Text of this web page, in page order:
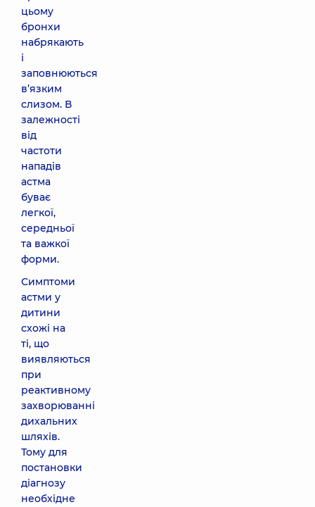
цьому
бронхи
набрякають
і
заповнюються
в’язким
слизом. В
залежності
від
частоти
нападів
астма
буває
легкої,
середньої
та важкої
форми.
Симптоми
астми у
дитини
схожі на
ті, що
виявляються
при
реактивному
захворюванні
дихальних
шляхів.
Тому для
постановки
діагнозу
необхідне